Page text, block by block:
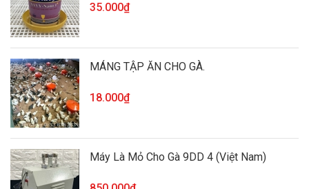
35.000₫
MÁNG TẬP ĂN CHO GÀ.
18.000₫
Máy Là Mỏ Cho Gà 9DD 4 (Việt Nam)